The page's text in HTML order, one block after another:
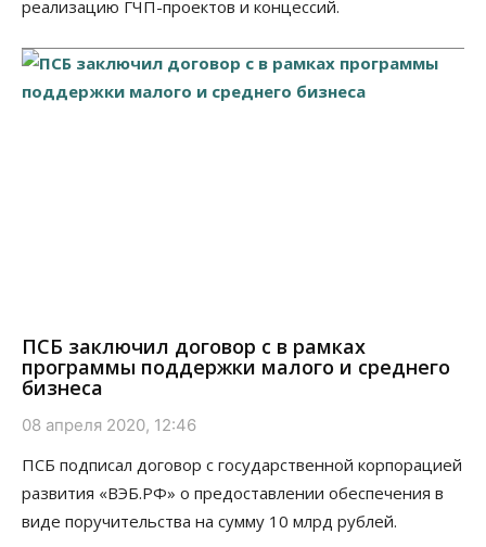
реализацию ГЧП-проектов и концессий.
ПСБ заключил договор с в рамках
программы поддержки малого и среднего
бизнеса
08 апреля 2020, 12:46
ПСБ подписал договор с государственной корпорацией
развития «ВЭБ.РФ» о предоставлении обеспечения в
виде поручительства на сумму 10 млрд рублей.